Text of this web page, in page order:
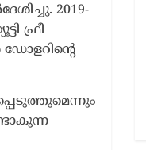
2019-
ഫ്രീ